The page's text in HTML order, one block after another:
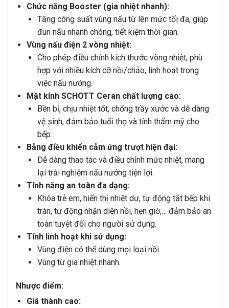
Chức năng Booster (gia nhiệt nhanh):
Tăng công suất vùng nấu từ lên mức tối đa, giúp
đun nấu nhanh chóng, tiết kiệm thời gian.
Vùng nấu điện 2 vòng nhiệt:
Cho phép điều chỉnh kích thước vòng nhiệt, phù
hợp với nhiều kích cỡ nồi/chảo, linh hoạt trong
việc nấu nướng.
Mặt kính SCHOTT Ceran chất lượng cao:
Bền bỉ, chịu nhiệt tốt, chống trầy xước và dễ dàng
vệ sinh, đảm bảo tuổi thọ và tính thẩm mỹ cho
bếp.
Bảng điều khiển cảm ứng trượt hiện đại:
Dễ dàng thao tác và điều chỉnh mức nhiệt, mang
lại trải nghiệm nấu nướng tiện lợi.
Tính năng an toàn đa dạng:
Khóa trẻ em, hiển thị nhiệt dư, tự động tắt bếp khi
tràn, tự động nhận diện nồi, hẹn giờ,… đảm bảo an
toàn tuyệt đối cho người sử dụng.
Tính linh hoạt khi sử dụng:
Vùng điện có thể dùng mọi loại nồi.
Vùng từ gia nhiệt nhanh.
Nhược điểm:
Giá thành cao: